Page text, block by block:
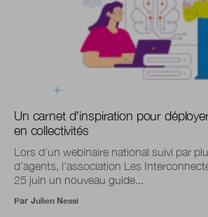
Un carnet d’inspiration pour
en collectivités
Lors d’un webinaire national suivi par
d’agents, l’association Les
25 juin un nouveau guide...
Par Julien Nessi